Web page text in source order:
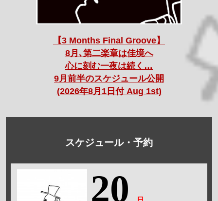
【3 Months Final Groove】
8月､第二楽章は佳境へ
心に刻む一夜は続く…
9月前半のスケジュール公開
(2026年8月1日付 Aug 1st)
スケジュール・予約
20